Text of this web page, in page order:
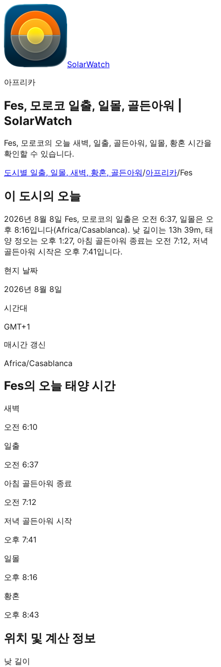
SolarWatch
아프리카
Fes, 모로코 일출, 일몰, 골든아워 |
SolarWatch
Fes, 모로코의 오늘 새벽, 일출, 골든아워, 일몰, 황혼 시간을
확인할 수 있습니다.
도시별 일출, 일몰, 새벽, 황혼, 골든아워/아프리카/Fes
이 도시의 오늘
2026년 8월 8일 Fes, 모로코의 일출은 오전 6:37, 일몰은 오
후 8:16입니다(Africa/Casablanca). 낮 길이는 13h 39m, 태
양 정오는 오후 1:27, 아침 골든아워 종료는 오전 7:12, 저녁
골든아워 시작은 오후 7:41입니다.
현지 날짜
2026년 8월 8일
시간대
GMT+1
매시간 갱신
Africa/Casablanca
Fes의 오늘 태양 시간
새벽
오전 6:10
일출
오전 6:37
아침 골든아워 종료
오전 7:12
저녁 골든아워 시작
오후 7:41
일몰
오후 8:16
황혼
오후 8:43
위치 및 계산 정보
낮 길이